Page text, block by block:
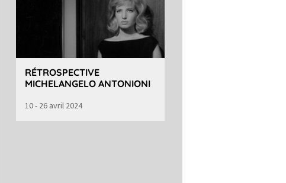
RÉTROSPECTIVE
MICHELANGELO ANTONIONI
10 - 26 avril 2024